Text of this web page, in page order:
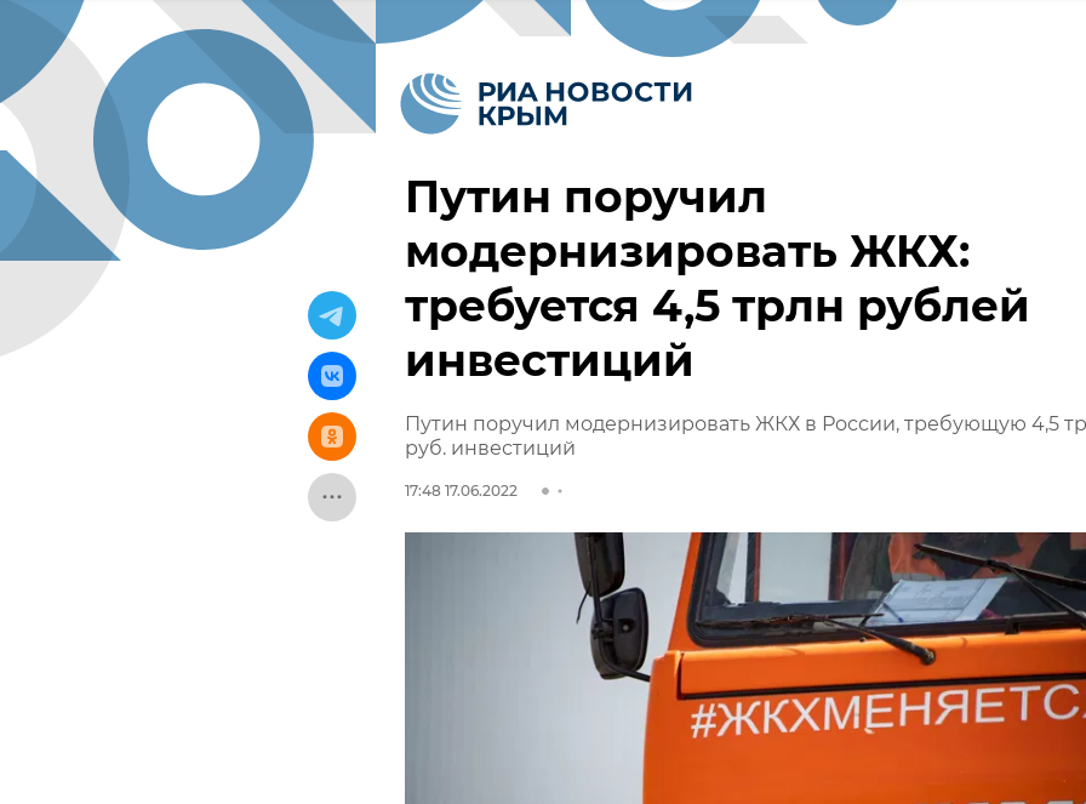
Путин поручил
модернизировать ЖКХ:
требуется 4,5 трлн рублей
инвестиций
Путин поручил модернизировать ЖКХ в России, требующую 4,5
руб. инвестиций
17:48 17.06.2022